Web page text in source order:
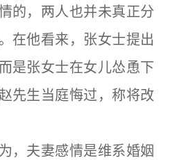
的，两人也并未真正分
在他看来，张女士提出
是张女士在女儿怂恿下
先生当庭悔过，称将改
夫妻感情是维系婚姻